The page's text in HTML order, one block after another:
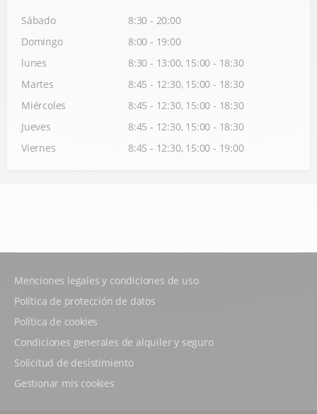
Sábado
8:30 - 20:00
Domingo
8:00 - 19:00
lunes
8:30 - 13:00, 15:00 - 18:30
Martes
8:45 - 12:30, 15:00 - 18:30
Miércoles
8:45 - 12:30, 15:00 - 18:30
Jueves
8:45 - 12:30, 15:00 - 18:30
Viernes
8:45 - 12:30, 15:00 - 19:00
Menciones legales y condiciones de uso
Política de protección de datos
Política de cookies
Condiciones generales de alquiler y seguro
Solicitud de desistimiento
Gestionar mis cookies